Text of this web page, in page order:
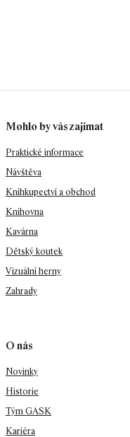
Mohlo by vás zajímat
Praktické informace
Návštěva
Knihkupectví a obchod
Knihovna
Kavárna
Dětský koutek
Vizuální herny
Zahrady
O nás
Novinky
Historie
Tým GASK
Kariéra